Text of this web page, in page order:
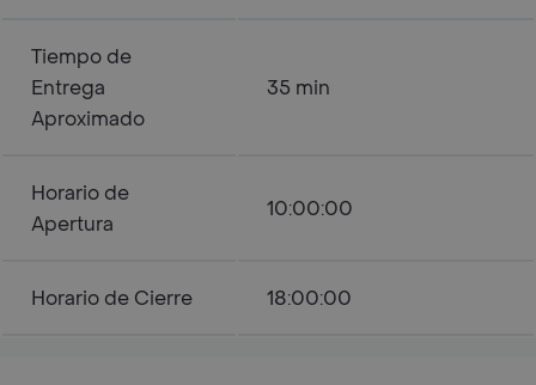
Tiempo de
Entrega
Aproximado
35 min
Horario de
Apertura
10:00:00
Horario de Cierre 18:00:00